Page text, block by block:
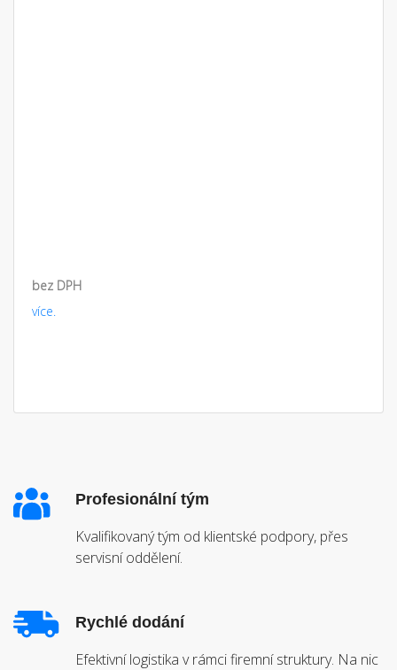
bez DPH
více.
Profesionální tým
Kvalifikovaný tým od klientské podpory, přes
servisní oddělení.
Rychlé dodání
Efektivní logistika v rámci firemní struktury. Na nic